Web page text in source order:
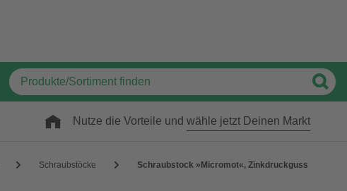
Nutze die Vorteile und wähle jetzt Deinen Markt
Schraubstöcke Schraubstock »Micromot«, Zinkdruckguss